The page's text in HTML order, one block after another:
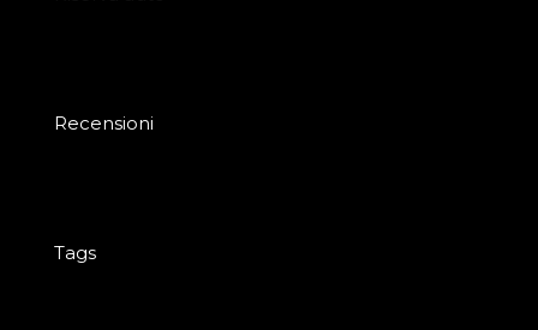
Recensioni
Tags